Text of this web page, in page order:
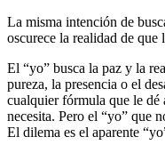
La misma intención de
oscurece la realidad de que
El “yo” busca la paz y la
pureza, la presencia o el
cualquier fórmula que le dé
necesita. Pero el “yo” que
El dilema es el aparente